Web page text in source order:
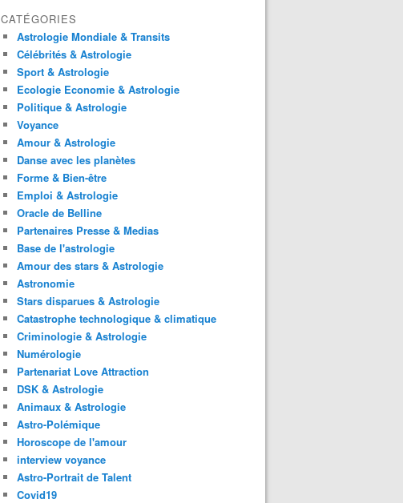
CATÉGORIES
Astrologie Mondiale & Transits
Célébrités & Astrologie
Sport & Astrologie
Ecologie Economie & Astrologie
Politique & Astrologie
Voyance
Amour & Astrologie
Danse avec les planètes
Forme & Bien-être
Emploi & Astrologie
Oracle de Belline
Partenaires Presse & Medias
Base de l'astrologie
Amour des stars & Astrologie
Astronomie
Stars disparues & Astrologie
Catastrophe technologique & climatique
Criminologie & Astrologie
Numérologie
Partenariat Love Attraction
DSK & Astrologie
Animaux & Astrologie
Astro-Polémique
Horoscope de l'amour
interview voyance
Astro-Portrait de Talent
Covid19